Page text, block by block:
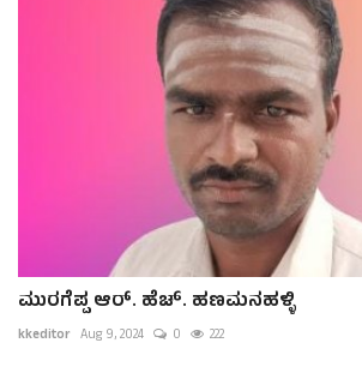
ಮುರಗೆಪ್ಪ ಆರ್. ಹೆಚ್. ಹಣಮನಹಳ್ಳಿ
kkeditor Aug 9, 2024 0 222